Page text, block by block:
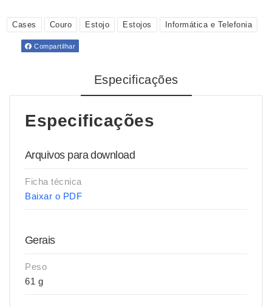
Cases Couro Estojo Estojos Informática e Telefonia
Compartilhar
Especificações
Especificações
Arquivos para download
Ficha técnica
Baixar o PDF
Gerais
Peso
61 g